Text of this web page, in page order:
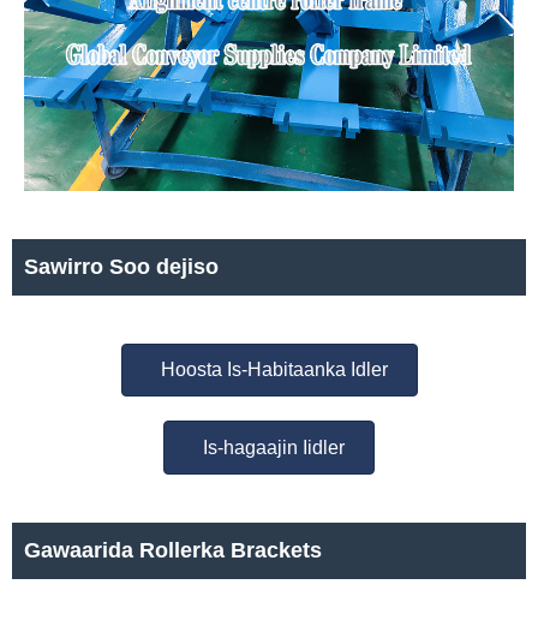
Sawirro Soo dejiso
Hoosta Is-Habitaanka Idler
Is-hagaajin Iidler
Gawaarida Rollerka Brackets